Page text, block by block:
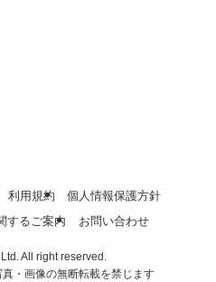
利用規約
個人情報保護方針
するご案内
お問い合わせ
All right reserved.
・画像の無断転載を禁じます